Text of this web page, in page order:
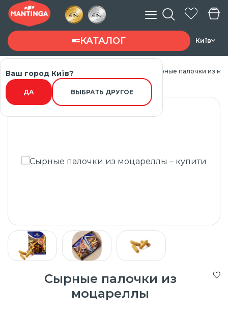
Введите запрос ...
КАТАЛОГ Київ
Ваш город Київ?
ДА ВЫБРАТЬ ДРУГОЕ
Главная Каталог товарів Сырные палочки из
Сырные палочки из
моцареллы